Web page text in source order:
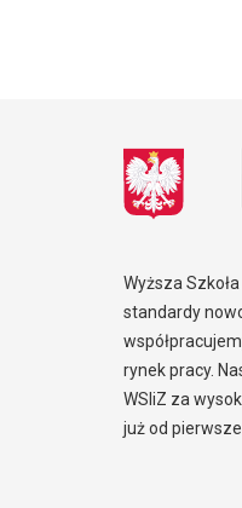
Wyższa
standardy
rynek pracy.
WSIiZ za
już od